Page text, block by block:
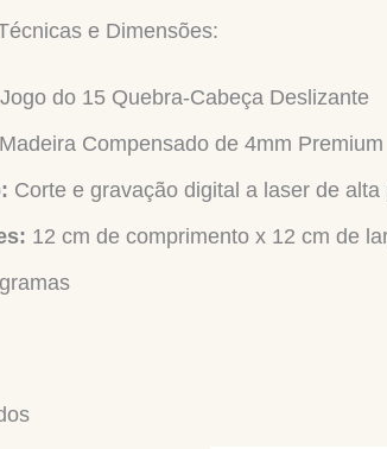
e Dimensões:
Jogo do 15 Quebra-Cabeça Deslizante
Madeira Compensado de 4mm Premium
Corte e gravação digital a laser de alta
12 cm de comprimento x 12 cm de